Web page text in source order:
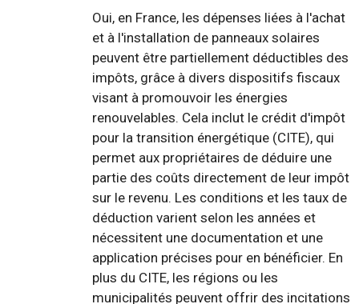
Oui, en France, les dépenses liées à l'achat
et à l'installation de panneaux solaires
peuvent être partiellement déductibles des
impôts, grâce à divers dispositifs fiscaux
visant à promouvoir les énergies
renouvelables. Cela inclut le crédit d'impôt
pour la transition énergétique (CITE), qui
permet aux propriétaires de déduire une
partie des coûts directement de leur impôt
sur le revenu. Les conditions et les taux de
déduction varient selon les années et
nécessitent une documentation et une
application précises pour en bénéficier. En
plus du CITE, les régions ou les
municipalités peuvent offrir des incitations